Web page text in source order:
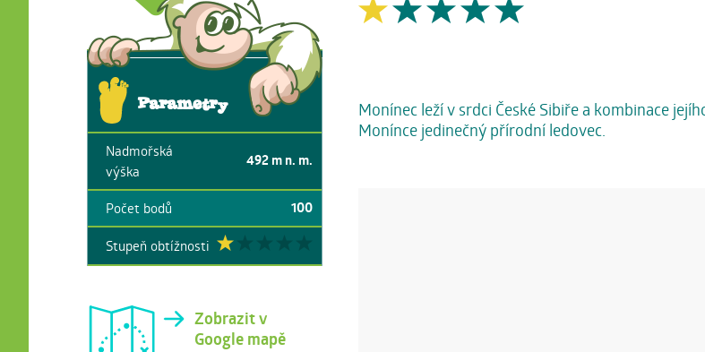
Parametry
Nadmořská
výška
492 m n. m.
Počet bodů 100
Stupeň obtížnosti
Zobrazit v
Google mapě
Monínec leží v srdci České Sibiře a kombinace
Monínce jedinečný přírodní ledovec.